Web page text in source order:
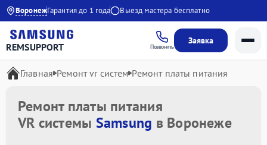
Воронеж
20:00 Гарантия до 1 года Выезд мастера бесплатно
REMSUPPORT Позвонить
Заявка
Главная Ремонт vr систем Ремонт платы питания
Ремонт платы питания
VR системы Samsung в Воронеже